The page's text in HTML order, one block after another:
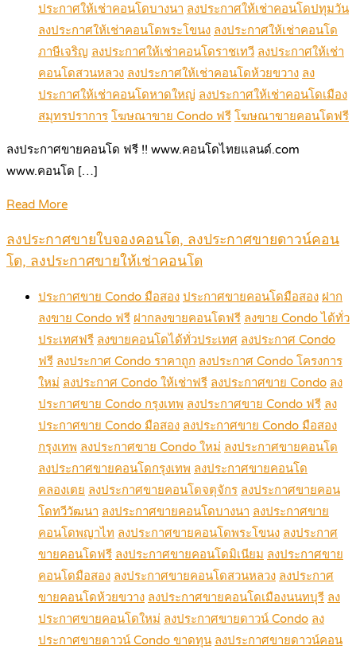
ประกาศให้เช่าคอนโดบางนา ลงประกาศให้เช่าคอนโดปทุมวัน
ลงประกาศให้เช่าคอนโดพระโขนง ลงประกาศให้เช่าคอนโด
ภาษีเจริญ ลงประกาศให้เช่าคอนโดราชเทวี ลงประกาศให้เช่า
คอนโดสวนหลวง ลงประกาศให้เช่าคอนโดห้วยขวาง ลง
ประกาศให้เช่าคอนโดหาดใหญ่ ลงประกาศให้เช่าคอนโดเมือง
สมุทรปราการ โฆษณาขาย Condo ฟรี โฆษณาขายคอนโดฟรี
ลงประกาศขายคอนโด ฟรี !! www.คอนโดไทยแลนด์.com
www.คอนโด […]
Read More
ลงประกาศขายใบจองคอนโด, ลงประกาศขายดาวน์คอน
โด, ลงประกาศขายให้เช่าคอนโด
ประกาศขาย Condo มือสอง ประกาศขายคอนโดมือสอง ฝาก
ลงขาย Condo ฟรี ฝากลงขายคอนโดฟรี ลงขาย Condo ได้ทั่ว
ประเทศฟรี ลงขายคอนโดได้ทั่วประเทศ ลงประกาศ Condo
ฟรี ลงประกาศ Condo ราคาถูก ลงประกาศ Condo โครงการ
ใหม่ ลงประกาศ Condo ให้เช่าฟรี ลงประกาศขาย Condo ลง
ประกาศขาย Condo กรุงเทพ ลงประกาศขาย Condo ฟรี ลง
ประกาศขาย Condo มือสอง ลงประกาศขาย Condo มือสอง
กรุงเทพ ลงประกาศขาย Condo ใหม่ ลงประกาศขายคอนโด
ลงประกาศขายคอนโดกรุงเทพ ลงประกาศขายคอนโด
คลองเตย ลงประกาศขายคอนโดจตุจักร ลงประกาศขายคอน
โดทวีวัฒนา ลงประกาศขายคอนโดบางนา ลงประกาศขาย
คอนโดพญาไท ลงประกาศขายคอนโดพระโขนง ลงประกาศ
ขายคอนโดฟรี ลงประกาศขายคอนโดมิเนียม ลงประกาศขาย
คอนโดมือสอง ลงประกาศขายคอนโดสวนหลวง ลงประกาศ
ขายคอนโดห้วยขวาง ลงประกาศขายคอนโดเมืองนนทบุรี ลง
ประกาศขายคอนโดใหม่ ลงประกาศขายดาวน์ Condo ลง
ประกาศขายดาวน์ Condo ขาดทุน ลงประกาศขายดาวน์คอน